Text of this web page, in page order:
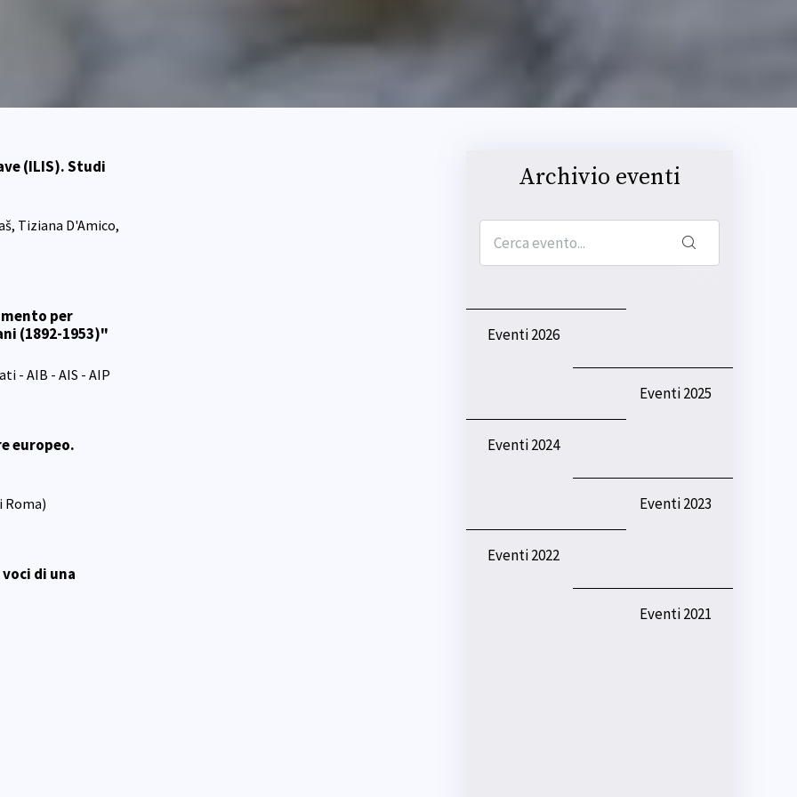
(ILIS). Studi
Tiziana D'Amico,
per
(1892-1953)"
- AIB - AIS - AIP
europeo.
Roma)
di una
Archivio eventi
Cerca evento...
Eventi 2026
Eventi 2025
Eventi 2024
Eventi 2023
Eventi 2022
Eventi 2021